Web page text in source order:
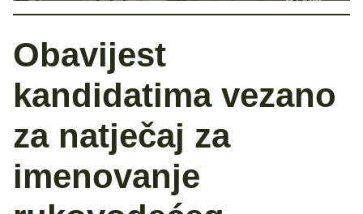
Obavijest
kandidatima vezano
za natječaj za
imenovanje